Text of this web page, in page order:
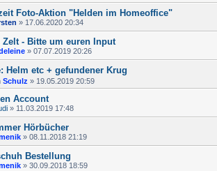
Foto-Aktion "Helden im Homeoffice"
» 17.06.2020 20:34
Zelt - Bitte um euren Input
» 07.07.2019 20:26
Helm etc + gefundener Krug
Schulz » 19.05.2019 20:59
Account
» 11.03.2019 17:48
Hörbücher
» 08.11.2018 21:19
Bestellung
» 30.09.2018 18:59